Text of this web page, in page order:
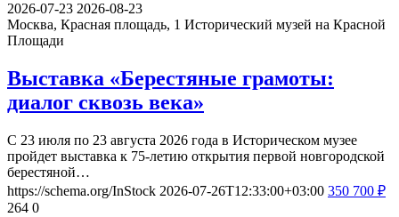
2026-07-23 2026-08-23
Москва, Красная площадь, 1 Исторический музей на Красной
Площади
Выставка «Берестяные грамоты:
диалог сквозь века»
С 23 июля по 23 августа 2026 года в Историческом музее
пройдет выставка к 75-летию открытия первой новгородской
берестяной…
https://schema.org/InStock 2026-07-26T12:33:00+03:00 350 700 ₽
264 0